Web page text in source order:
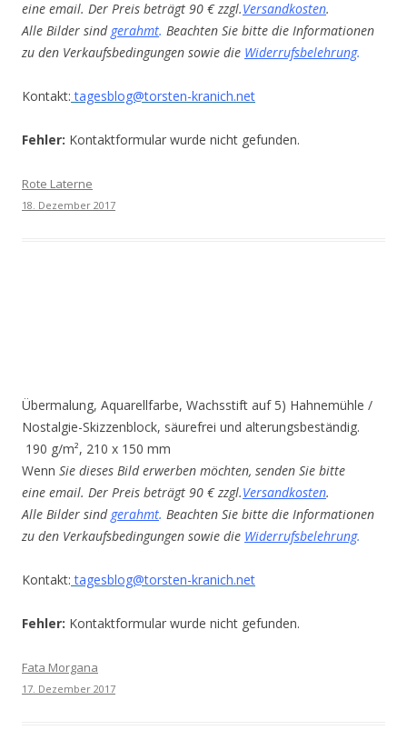
eine email. Der Preis beträgt 90 € zzgl.Versandkosten.
Alle Bilder sind gerahmt. Beachten Sie bitte die Informationen
zu den Verkaufsbedingungen sowie die Widerrufsbelehrung.
Kontakt: tagesblog@torsten-kranich.net
Fehler: Kontaktformular wurde nicht gefunden.
Rote Laterne
18. Dezember 2017
Übermalung, Aquarellfarbe, Wachsstift auf 5) Hahnemühle /
Nostalgie-Skizzenblock, säurefrei und alterungsbeständig.
190 g/m², 210 x 150 mm
Wenn Sie dieses Bild erwerben möchten, senden Sie bitte
eine email. Der Preis beträgt 90 € zzgl.Versandkosten.
Alle Bilder sind gerahmt. Beachten Sie bitte die Informationen
zu den Verkaufsbedingungen sowie die Widerrufsbelehrung.
Kontakt: tagesblog@torsten-kranich.net
Fehler: Kontaktformular wurde nicht gefunden.
Fata Morgana
17. Dezember 2017